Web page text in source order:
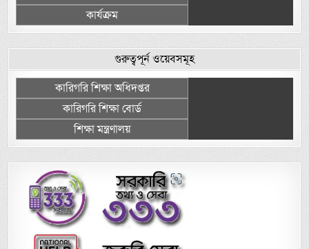
কার্যক্রম
গুরুত্বপূর্ন ওয়েবসমূহ
কারিগরি শিক্ষা অধিদপ্তর
কারিগরি শিক্ষা বোর্ড
শিক্ষা মন্ত্রণালয়